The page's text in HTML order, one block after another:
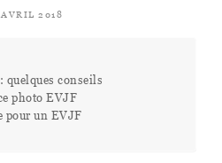
2018
quelques conseils
photo EVJF
pour un EVJF